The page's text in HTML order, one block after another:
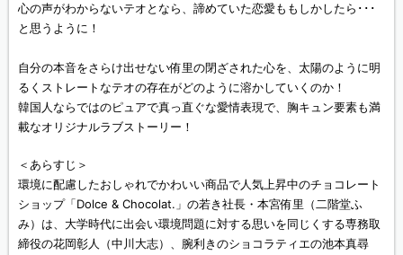
心の声がわからないテオとなら、諦めていた恋愛ももしかしたら･･･
と思うように！
自分の本音をさらけ出せない侑里の閉ざされた心を、太陽のように明
るくストレートなテオの存在がどのように溶かしていくのか！
韓国人ならではのピュアで真っ直ぐな愛情表現で、胸キュン要素も満
載なオリジナルラブストーリー！
＜あらすじ＞
環境に配慮したおしゃれでかわいい商品で人気上昇中のチョコレート
ショップ「Dolce & Chocolat.」の若き社長・本宮侑里（二階堂ふ
み）は、大学時代に出会い環境問題に対する思いを同じくする専務取
締役の花岡彰人（中川大志）、腕利きのショコラティエの池本真尋